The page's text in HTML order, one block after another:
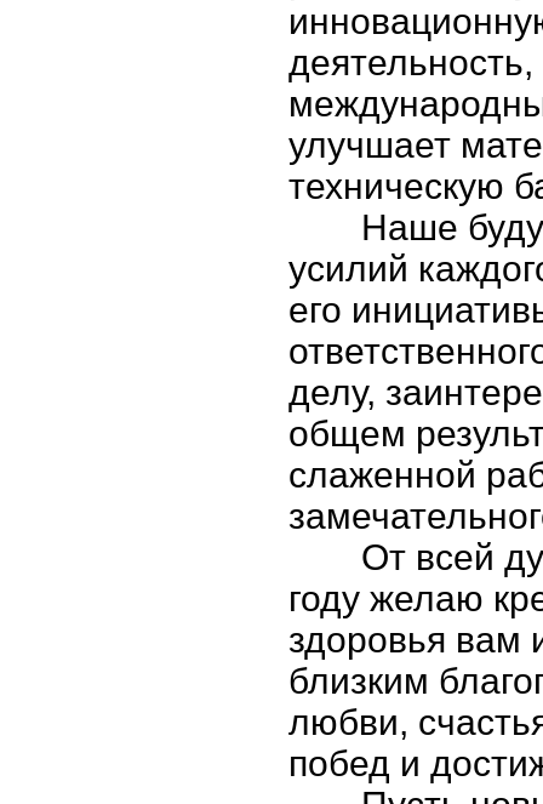
улучшает
техническую
Наше
усилий
его
делу,
общем
слаженной
От всей
году желаю
здоровья вам
близким
любви,
побед и